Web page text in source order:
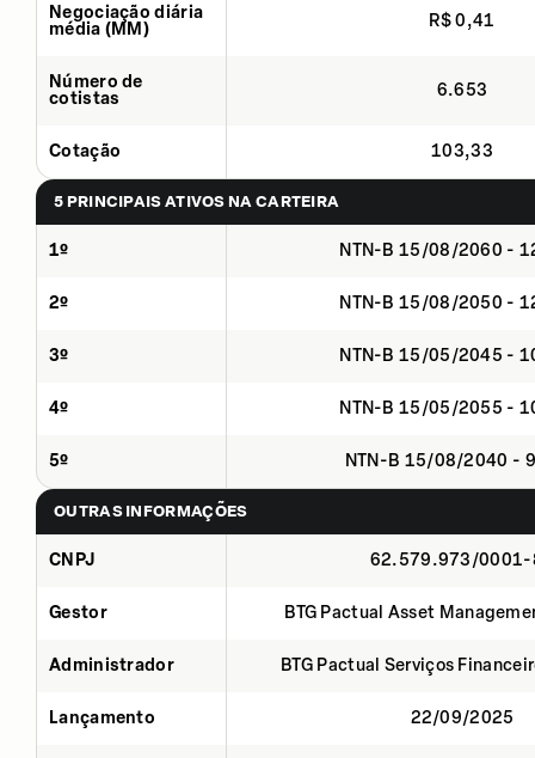
Negociação diária
média (MM)
R$ 0,41
Número de
cotistas
6.653
Cotação 103,33
5 PRINCIPAIS ATIVOS NA CARTEIRA
1º NTN-B 15/08/2060 -
2º NTN-B 15/08/2050 -
3º NTN-B 15/05/2045 -
4º NTN-B 15/05/2055 -
5º NTN-B 15/08/2040 -
OUTRAS INFORMAÇÕES
CNPJ 62.579.973/0001-
Gestor BTG Pactual Asset
Administrador BTG Pactual Serviços
Lançamento 22/09/2025